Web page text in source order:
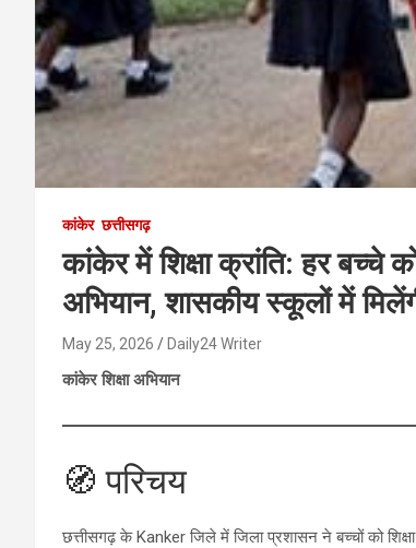
कांकेर छत्तीसगढ़
कांकेर में शिक्षा क्रांति: हर
अभियान, शासकीय स्कूलों में
May 25, 2026 Daily24 Writer
कांकेर शिक्षा अभियान
🧭 परिचय
छत्तीसगढ़ के Kanker जिले में जिला प्रशासन ने बच्चों को